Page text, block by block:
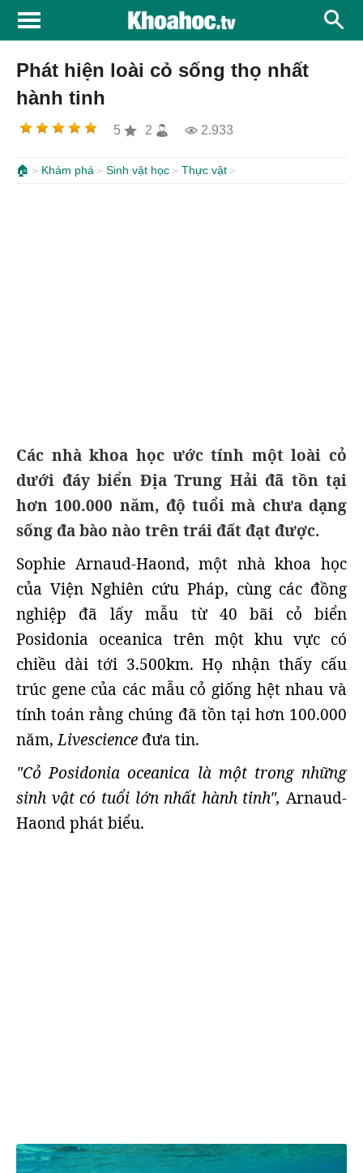
Phát hiện loài cỏ sống thọ nhất
hành tinh
5 2 2.933
🏠 Khám phá Sinh vật học Thực vật
Các nhà khoa học ước tính một loài cỏ
dưới đáy biển Địa Trung Hải đã tồn tại
hơn 100.000 năm, độ tuổi mà chưa dạng
sống đa bào nào trên trái đất đạt được.
Sophie Arnaud-Haond, một nhà khoa học
của Viện Nghiên cứu Pháp, cùng các đồng
nghiệp đã lấy mẫu từ 40 bãi cỏ biển
Posidonia oceanica trên một khu vực có
chiều dài tới 3.500km. Họ nhận thấy cấu
trúc gene của các mẫu cỏ giống hệt nhau và
tính toán rằng chúng đã tồn tại hơn 100.000
năm,Livescience đưa tin.
"Cỏ Posidonia oceanica là một trong những
sinh vật có tuổi lớn nhất hành tinh", Arnaud-
Haond phát biểu.